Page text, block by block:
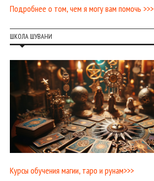
Подробнее о том, чем я могу вам помочь >>>
ШКОЛА ШУВАНИ
Курсы обучения магии, таро и рунам>>>